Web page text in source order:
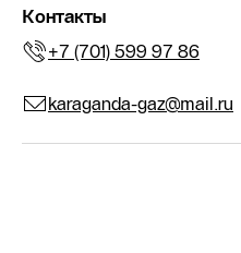
Контакты
+7 (701) 599 97 86
karaganda-gaz@mail.ru